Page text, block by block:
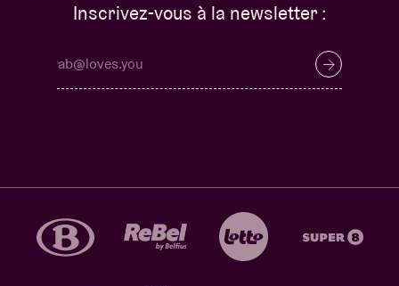
Inscrivez-vous à la newsletter :